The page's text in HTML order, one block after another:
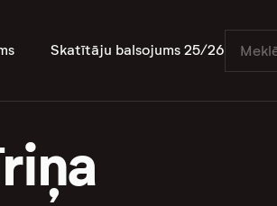
Skatītāju balsojums 25/26